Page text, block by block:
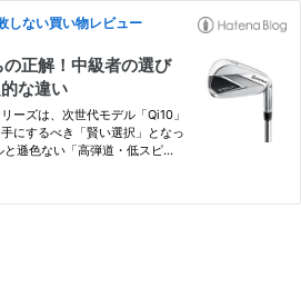
ない買い物レビュー
正解！中級者の選び
な違い
ーズは、次世代モデル「Qi10」
にするべき「賢い選択」となっ
遜色ない「高弾道・低スピ
ンド代や練習代に回せるメリッ